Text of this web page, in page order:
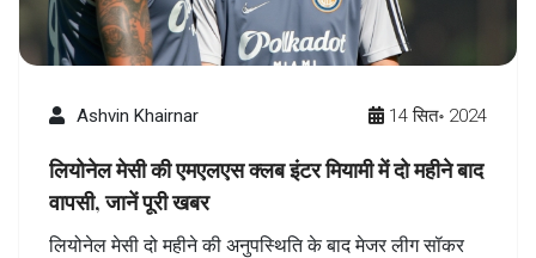
Ashvin Khairnar 14 सित॰ 2024
लियोनेल मेसी की एमएलएस क्लब इंटर मियामी में दो महीने बाद
वापसी, जानें पूरी खबर
लियोनेल मेसी दो महीने की अनुपस्थिति के बाद मेजर लीग सॉकर